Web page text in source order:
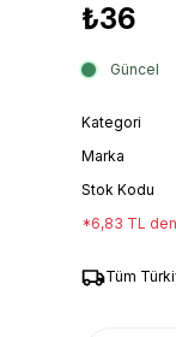
₺36
Güncel
Kategori
Marka
Stok Kodu
*6,83 TL
Tüm